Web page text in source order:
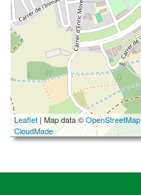
Leaflet | Map data ©OpenStreetMap
CloudMade